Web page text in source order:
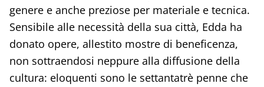
genere e anche preziose per materiale e tecnica.
Sensibile alle necessità della sua città, Edda ha
donato opere, allestito mostre di beneficenza,
non sottraendosi neppure alla diffusione della
cultura: eloquenti sono le settantatrè penne che